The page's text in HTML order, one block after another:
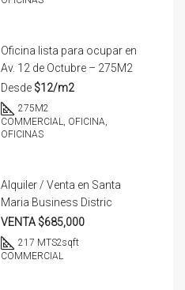
Oficina lista para ocupar en
Av. 12 de Octubre – 275M2
Desde $12/m2
275M2
COMMERCIAL, OFICINA,
OFICINAS
Alquiler / Venta en Santa
Maria Business Distric
VENTA $685,000
217 MTS2sqft
COMMERCIAL